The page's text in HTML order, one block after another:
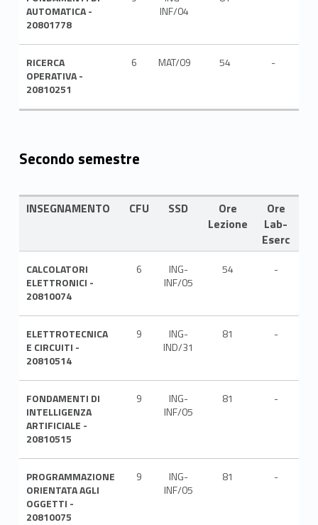
AUTOMATICA -
20801778
INF/04
RICERCA
OPERATIVA -
20810251
6 MAT/09 54 -
Secondo semestre
INSEGNAMENTO CFU SSD
Ore
Lezione
Ore
Lab-
Eserc
CALCOLATORI
ELETTRONICI -
20810074
6
ING-
INF/05
54 -
ELETTROTECNICA
E CIRCUITI -
20810514
9
ING-
IND/31
81 -
FONDAMENTI DI
INTELLIGENZA
ARTIFICIALE -
20810515
9
ING-
INF/05
81 -
PROGRAMMAZIONE
ORIENTATA AGLI
OGGETTI -
20810075
9
ING-
INF/05
81 -